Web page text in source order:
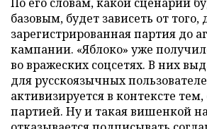
базовым, будет зависеть от того,
зарегистрированная партия до
кампании. «Яблоко» уже
во вражеских соцсетях. В них
для русскоязычных
активизируется в контексте
партией. Ну и такая вишенкой